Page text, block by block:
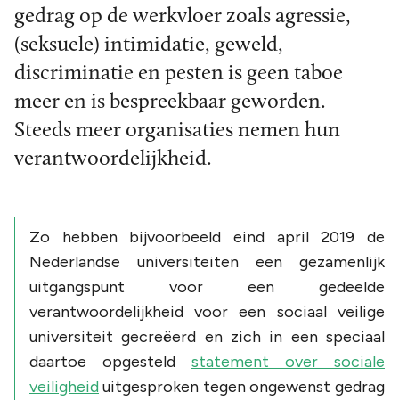
gedrag op de werkvloer zoals agressie,
(seksuele) intimidatie, geweld,
discriminatie en pesten is geen taboe
meer en is bespreekbaar geworden.
Steeds meer organisaties nemen hun
verantwoordelijkheid.
Zo hebben bijvoorbeeld eind april 2019 de
Nederlandse universiteiten een gezamenlijk
uitgangspunt voor een gedeelde
verantwoordelijkheid voor een sociaal veilige
universiteit gecreëerd en zich in een speciaal
daartoe opgesteld statement over sociale
veiligheiduitgesproken tegen ongewenst gedrag